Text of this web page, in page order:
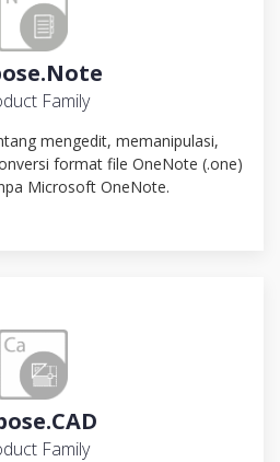
Family
mengedit, memanipulasi,
format file OneNote (.one)
Microsoft OneNote.
Family